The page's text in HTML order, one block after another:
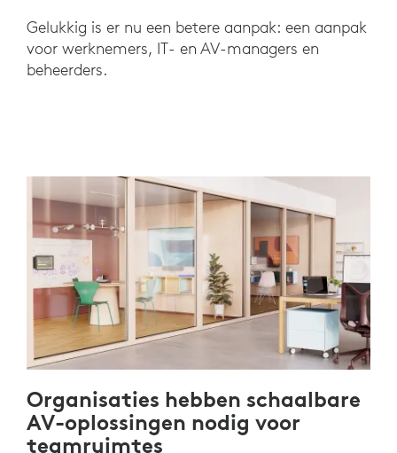
Gelukkig is er nu een betere aanpak: een aanpak
voor werknemers, IT- en AV-managers en
beheerders.
Organisaties hebben schaalbare
AV-oplossingen nodig voor
teamruimtes